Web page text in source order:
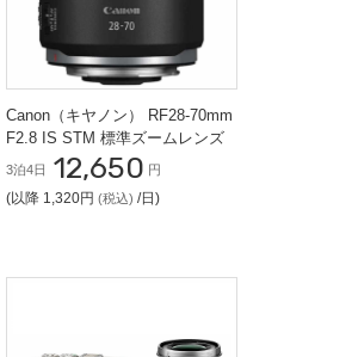
Canon（キヤノン） RF28-70mm
F2.8 IS STM 標準ズームレンズ
3泊4日 12,650 円
(以降 1,320円 (税込) /日)